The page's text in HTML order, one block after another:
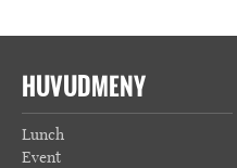
HUVUDMENY
Lunch
Event